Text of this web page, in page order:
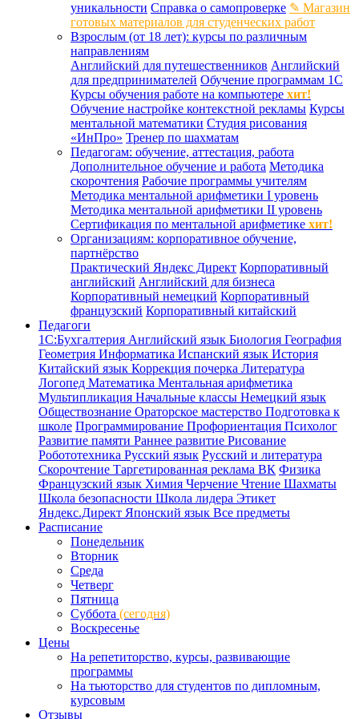
уникальности Справка о самопроверке ✎ Магазин
готовых материалов для студенческих работ
Взрослым (от 18 лет): курсы по различным
направлениям
Английский для путешественников Английский
для предпринимателей Обучение программам 1С
Курсы обучения работе на компьютере хит!
Обучение настройке контекстной рекламы Курсы
ментальной математики Студия рисования
«ИнПро» Тренер по шахматам
Педагогам: обучение, аттестация, работа
Дополнительное обучение и работа Методика
скорочтения Рабочие программы учителям
Методика ментальной арифметики I уровень
Методика ментальной арифметики II уровень
Сертификация по ментальной арифметике хит!
Организациям: корпоративное обучение,
партнёрство
Практический Яндекс Директ Корпоративный
английский Английский для бизнеса
Корпоративный немецкий Корпоративный
французский Корпоративный китайский
Педагоги
1С:Бухгалтерия Английский язык Биология География
Геометрия Информатика Испанский язык История
Китайский язык Коррекция почерка Литература
Логопед Математика Ментальная арифметика
Мультипликация Начальные классы Немецкий язык
Обществознание Ораторское мастерство Подготовка к
школе Программирование Профориентация Психолог
Развитие памяти Раннее развитие Рисование
Робототехника Русский язык Русский и литература
Скорочтение Таргетированная реклама ВК Физика
Французский язык Химия Черчение Чтение Шахматы
Школа безопасности Школа лидера Этикет
Яндекс.Директ Японский язык Все предметы
Расписание
Понедельник
Вторник
Среда
Четверг
Пятница
Суббота (сегодня)
Воскресенье
Цены
На репетиторство, курсы, развивающие
программы
На тьюторство для студентов по дипломным,
курсовым
Отзывы